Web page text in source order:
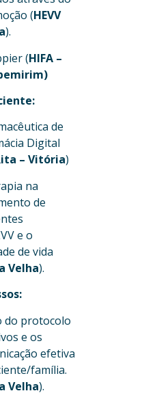
(HEVV
).
(HIFA –
de
Digital
– Vitória)
na
de
e o
de vida
Velha).
do protocolo
e os
efetiva
família.
Velha).